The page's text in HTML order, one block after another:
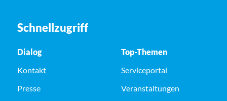
Schnellzugriff
Dialog
Kontakt
Presse
Top-Themen
Serviceportal
Veranstaltungen